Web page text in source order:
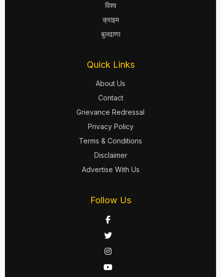
विश्व
क्राइम
बुलढाणा
Quick Links
About Us
Contact
Grievance Redressal
Privacy Policy
Terms & Conditions
Disclaimer
Advertise With Us
Follow Us